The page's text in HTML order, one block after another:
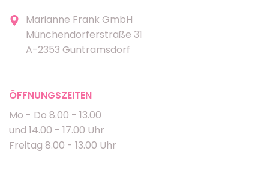
Marianne Frank GmbH
Münchendorferstraße 31
A-2353 Guntramsdorf
ÖFFNUNGSZEITEN
Mo - Do 8.00 - 13.00
und 14.00 - 17.00 Uhr
Freitag 8.00 - 13.00 Uhr